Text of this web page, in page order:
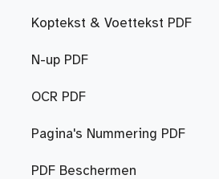
Koptekst & Voettekst PDF
N-up PDF
OCR PDF
Pagina's Nummering PDF
PDF Beschermen